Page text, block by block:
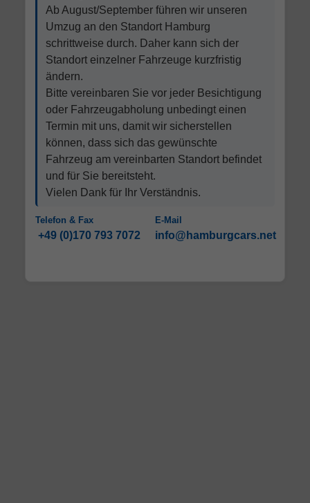
Ab August/September führen wir unseren
Umzug an den Standort Hamburg
schrittweise durch. Daher kann sich der
Standort einzelner Fahrzeuge kurzfristig
ändern.
Bitte vereinbaren Sie vor jeder Besichtigung
oder Fahrzeugabholung unbedingt einen
Termin mit uns, damit wir sicherstellen
können, dass sich das gewünschte
Fahrzeug am vereinbarten Standort befindet
und für Sie bereitsteht.
Vielen Dank für Ihr Verständnis.
Telefon & Fax
+49 (0)170 793 7072
E-Mail
info@hamburgcars.net